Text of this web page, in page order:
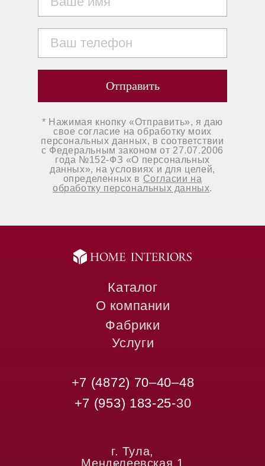
Отправить
* Нажимая кнопку «Отправить», я даю
свое согласие на обработку моих
персональных данных, в соответствии
с Федеральным законом от 27.07.2006
года №152-ФЗ «О персональных
данных», на условиях и для целей,
определенных в Согласии на
обработку персональных данных.
+7 (4872) 70‒40‒48
+7 (953) 183-25-30
г. Тула,
Менделеевская,1
Каталог
О компании
Фабрики
Услуги